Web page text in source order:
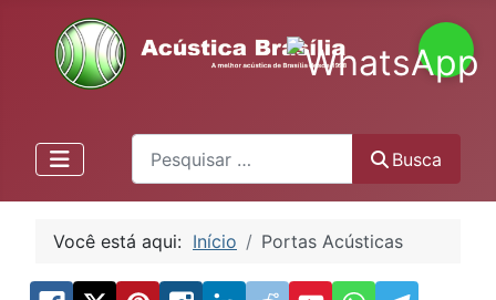
Pesquisa
Busca
Você está aqui: Início Portas Acústicas